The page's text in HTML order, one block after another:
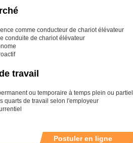
comme conducteur de chariot élévateur
conduite de chariot élévateur
travail
ou temporaire à temps plein ou partiel
quarts de travail selon l'employeur
Postuler en ligne